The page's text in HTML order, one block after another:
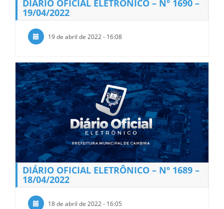
DIÁRIO OFICIAL ELETRÔNICO – Nº 1690 –
19/04/2022
19 de abril de 2022 - 16:08
DIÁRIO OFICIAL ELETRÔNICO – Nº 1689 –
18/04/2022
18 de abril de 2022 - 16:05